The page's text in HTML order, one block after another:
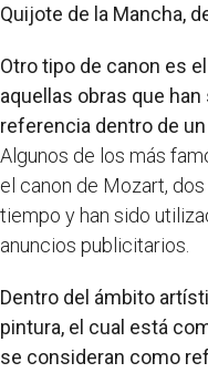
Quijote de la Mancha,
Otro tipo de canon es
aquellas obras que
referencia dentro de
Algunos de los más
el canon de Mozart,
tiempo y han sido
anuncios publicitarios.
Dentro del ámbito
pintura, el cual está
se consideran como